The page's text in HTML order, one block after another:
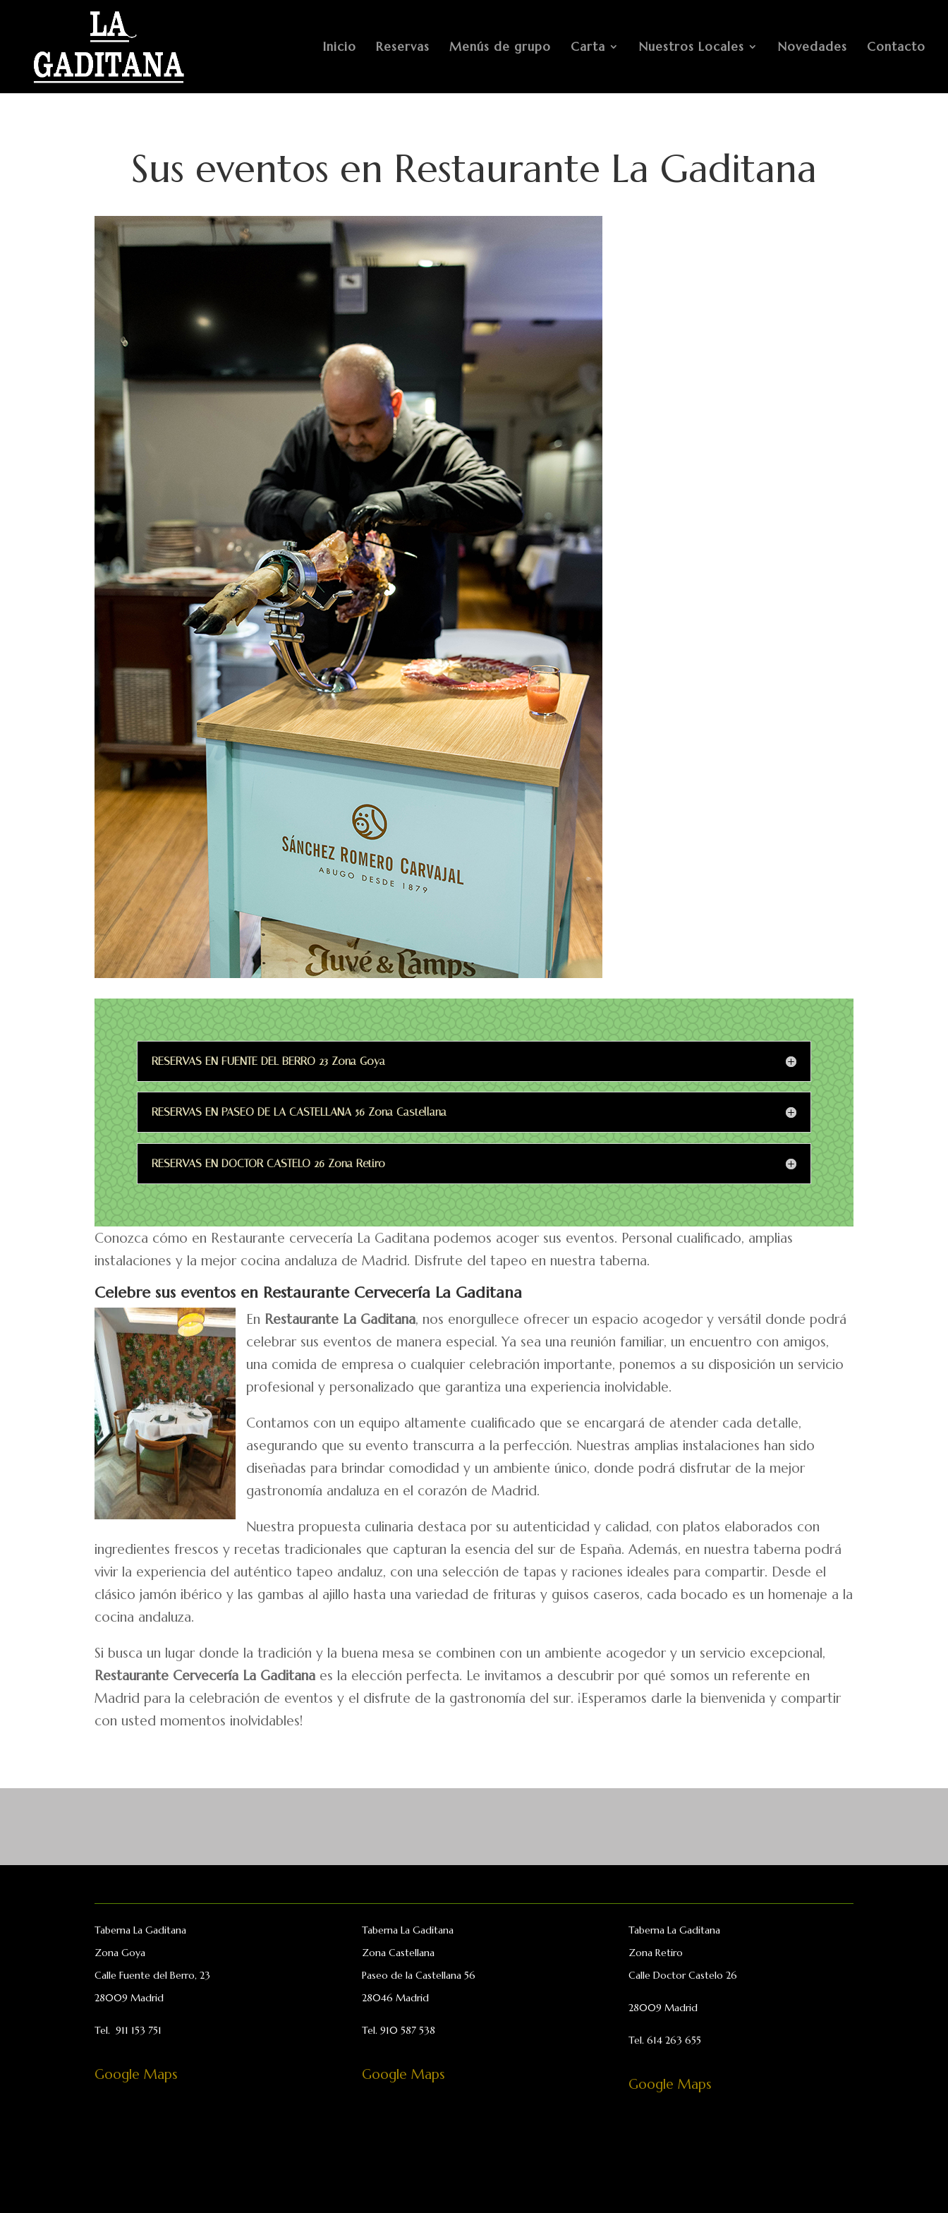
Inicio Reservas Menús de grupo Carta Nuestros Locales Novedades Contacto
Sus eventos en Restaurante La Gaditana
RESERVAS EN FUENTE DEL BERRO 23 Zona Goya
RESERVAS EN PASEO DE LA CASTELLANA 56 Zona Castellana
RESERVAS EN DOCTOR CASTELO 26 Zona Retiro
Conozca cómo en Restaurante cervecería La Gaditana podemos acoger sus eventos. Personal cualificado, amplias
instalaciones y la mejor cocina andaluza de Madrid. Disfrute del tapeo en nuestra taberna.
Celebre sus eventos en Restaurante Cervecería La Gaditana
En Restaurante La Gaditana, nos enorgullece ofrecer un espacio acogedor y versátil donde podrá
celebrar sus eventos de manera especial. Ya sea una reunión familiar, un encuentro con amigos,
una comida de empresa o cualquier celebración importante, ponemos a su disposición un servicio
profesional y personalizado que garantiza una experiencia inolvidable.
Contamos con un equipo altamente cualificado que se encargará de atender cada detalle,
asegurando que su evento transcurra a la perfección. Nuestras amplias instalaciones han sido
diseñadas para brindar comodidad y un ambiente único, donde podrá disfrutar de la mejor
gastronomía andaluza en el corazón de Madrid.
Nuestra propuesta culinaria destaca por su autenticidad y calidad, con platos elaborados con
ingredientes frescos y recetas tradicionales que capturan la esencia del sur de España. Además, en nuestra taberna podrá
vivir la experiencia del auténtico tapeo andaluz, con una selección de tapas y raciones ideales para compartir. Desde el
clásico jamón ibérico y las gambas al ajillo hasta una variedad de frituras y guisos caseros, cada bocado es un homenaje a la
cocina andaluza.
Si busca un lugar donde la tradición y la buena mesa se combinen con un ambiente acogedor y un servicio excepcional,
Restaurante Cervecería La Gaditana es la elección perfecta. Le invitamos a descubrir por qué somos un referente en
Madrid para la celebración de eventos y el disfrute de la gastronomía del sur. ¡Esperamos darle la bienvenida y compartir
con usted momentos inolvidables!
Taberna La Gaditana
Zona Goya
Calle Fuente del Berro, 23
28009 Madrid
Tel. 911 153 751
Google Maps
Taberna La Gaditana
Zona Castellana
Paseo de la Castellana 56
28046 Madrid
Tel. 910 587 538
Google Maps
Taberna La Gaditana
Zona Retiro
Calle Doctor Castelo 26
28009 Madrid
Tel. 614 263 655
Google Maps